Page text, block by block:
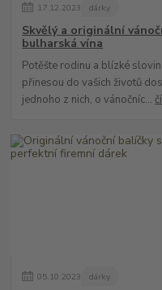
17. 12.2023 dárky
Skvělý a originální
bulharská vína
Potěšte rodinu a blízké
přinesou do vašich životů
jednoho z nich, o vánočníc...
05. 10.2023 dárky